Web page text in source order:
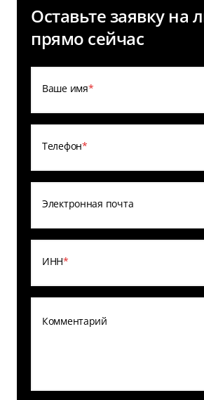
Оставьте заявку на
прямо сейчас
Ваше имя*
Телефон*
Электронная почта
ИНН*